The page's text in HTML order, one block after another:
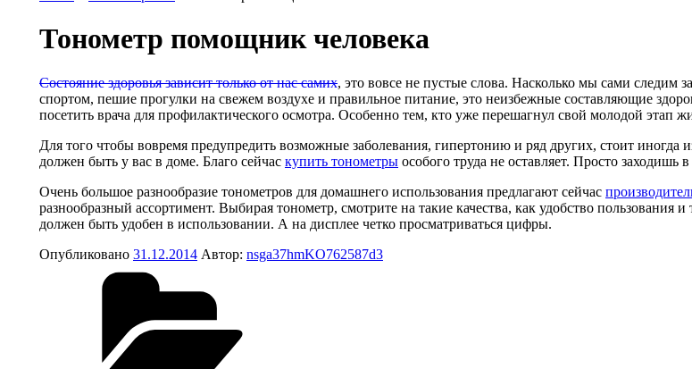
Тонометр помощник человека
Состояние здоровья зависит только от нас самих, это вовсе не пустые слова. Насколько мы сами следим
спортом, пешие прогулки на свежем воздухе и правильное питание, это неизбежные составляющие
посетить врача для профилактического осмотра. Особенно тем, кто уже перешагнул свой молодой этап
Для того чтобы вовремя предупредить возможные заболевания, гипертонию и ряд других, стоит иногда
должен быть у вас в доме. Благо сейчас купить тонометры особого труда не оставляет. Просто
Очень большое разнообразие тонометров для домашнего использования предлагают сейчас
разнообразный ассортимент. Выбирая тонометр, смотрите на такие качества, как удобство
должен быть удобен в использовании. А на дисплее четко просматриваться цифры.
Опубликовано 31.12.2014 Автор: nsga37hmKO762587d3